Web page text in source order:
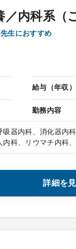
内科系（
生におすすめ
給与（年収）
勤務内容
器内科、消化器内
科、リウマチ内科
詳細を